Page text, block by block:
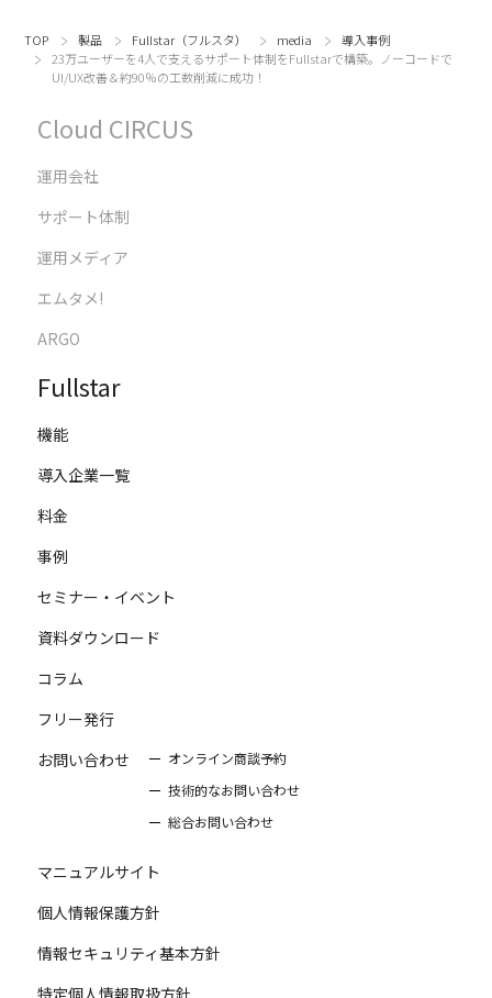
TOP 製品 Fullstar（フルスタ） media
導入事例
23万ユーザーを4人で支えるサポート体制をFullstarで構築。ノーコードで
UI/UX改善＆約90％の工数削減に成功！
Cloud CIRCUS
運用会社
サポート体制
運用メディア
エムタメ!
ARGO
Fullstar
機能
導入企業一覧
料金
事例
セミナー・イベント
資料ダウンロード
コラム
フリー発行
お問い合わせ
オンライン商談予約
技術的なお問い合わせ
総合お問い合わせ
マニュアルサイト
個人情報保護方針
情報セキュリティ基本方針
特定個人情報取扱方針